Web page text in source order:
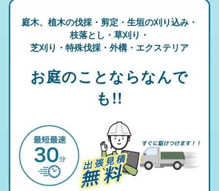
庭木、植木の伐採・剪定・生垣の刈り込み・
枝落とし・草刈り・
芝刈り・特殊伐採・外構・エクステリア
お庭のことならなんで
も!!